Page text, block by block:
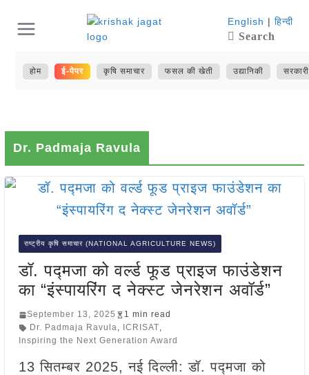
content
English | हिन्दी
Search
होम ई-पेपर कृषि समाचार फसल की खेती उद्यानिकी
Dr. Padmaja Ravula
राष्ट्रीय कृषि समाचार (NATIONAL AGRICULTURE NEWS)
डॉ. पद्मजा को वर्ल्ड फूड प्राइज फाउंडेशन
का “इंस्पायरिंग द नेक्स्ट जेनरेशन अवॉर्ड”
September 13, 2025
1 min read
Dr. Padmaja Ravula, ICRISAT,
Inspiring the Next Generation Award
13 सितम्बर 2025, नई दिल्ली: डॉ. पद्मजा को